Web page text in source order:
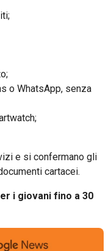
o WhatsApp, senza
e si confermano gli
cartacei.
i giovani fino a 30